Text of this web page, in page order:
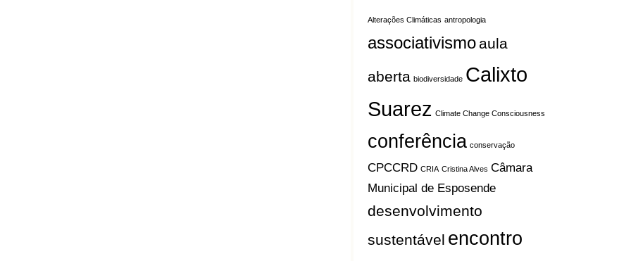
Alterações Climáticas antropologia
associativismo aula
aberta biodiversidade Calixto
Suarez Climate Change Consciousness
conferência conservação
CPCCRD CRIA Cristina Alves Câmara
Municipal de Esposende
desenvolvimento
sustentável encontro